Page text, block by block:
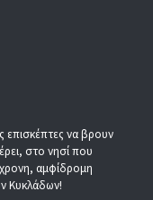
επισκέπτες να βρουν
στο νησί που
αμφίδρομη
Κυκλάδων!